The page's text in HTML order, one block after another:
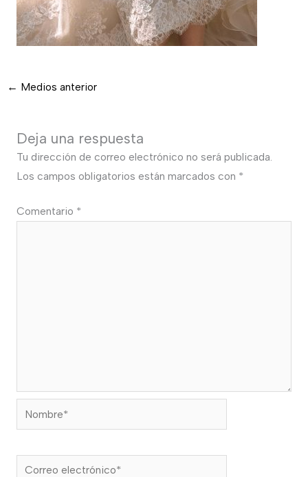
← Medios anterior
Deja una respuesta
Tu dirección de correo electrónico no será publicada.
Los campos obligatorios están marcados con *
Comentario *
Nombre*
Correo